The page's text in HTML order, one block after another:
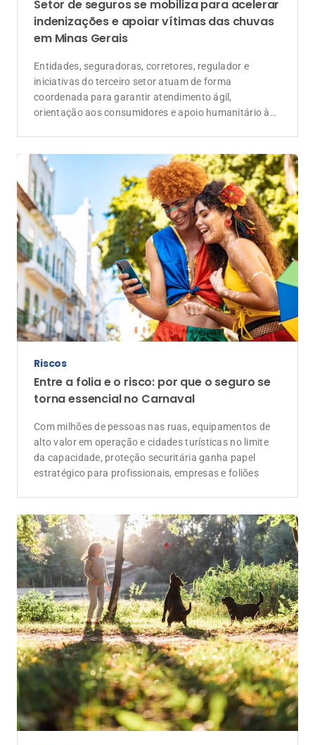
Setor de seguros se mobiliza para acelerar
indenizações e apoiar vítimas das chuvas
em Minas Gerais
Entidades, seguradoras, corretores, regulador e
iniciativas do terceiro setor atuam de forma
coordenada para garantir atendimento ágil,
orientação aos consumidores e apoio humanitário às
Riscos
Entre a folia e o risco: por que o seguro se
torna essencial no Carnaval
Com milhões de pessoas nas ruas, equipamentos de
alto valor em operação e cidades turísticas no limite
da capacidade, proteção securitária ganha papel
estratégico para profissionais, empresas e foliões